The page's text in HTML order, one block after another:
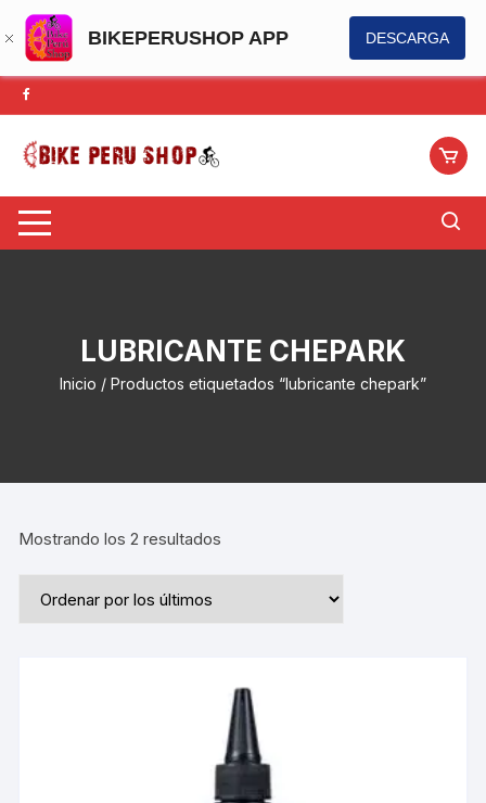
BIKEPERUSHOP APP DESCARGA
Saltar
al
contenido
LUBRICANTE CHEPARK
Inicio / Productos etiquetados “lubricante chepark”
Mostrando los 2 resultados